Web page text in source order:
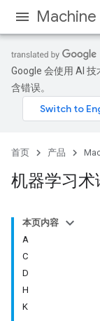
Google 会使用 AI
含错误。
首页 产品
机器学习
本页内容
A
C
D
H
K